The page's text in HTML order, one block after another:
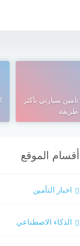
سيارتي بأكثر
أقسام الموقع
اخبار التأمين
الذكاء الاصطناعي